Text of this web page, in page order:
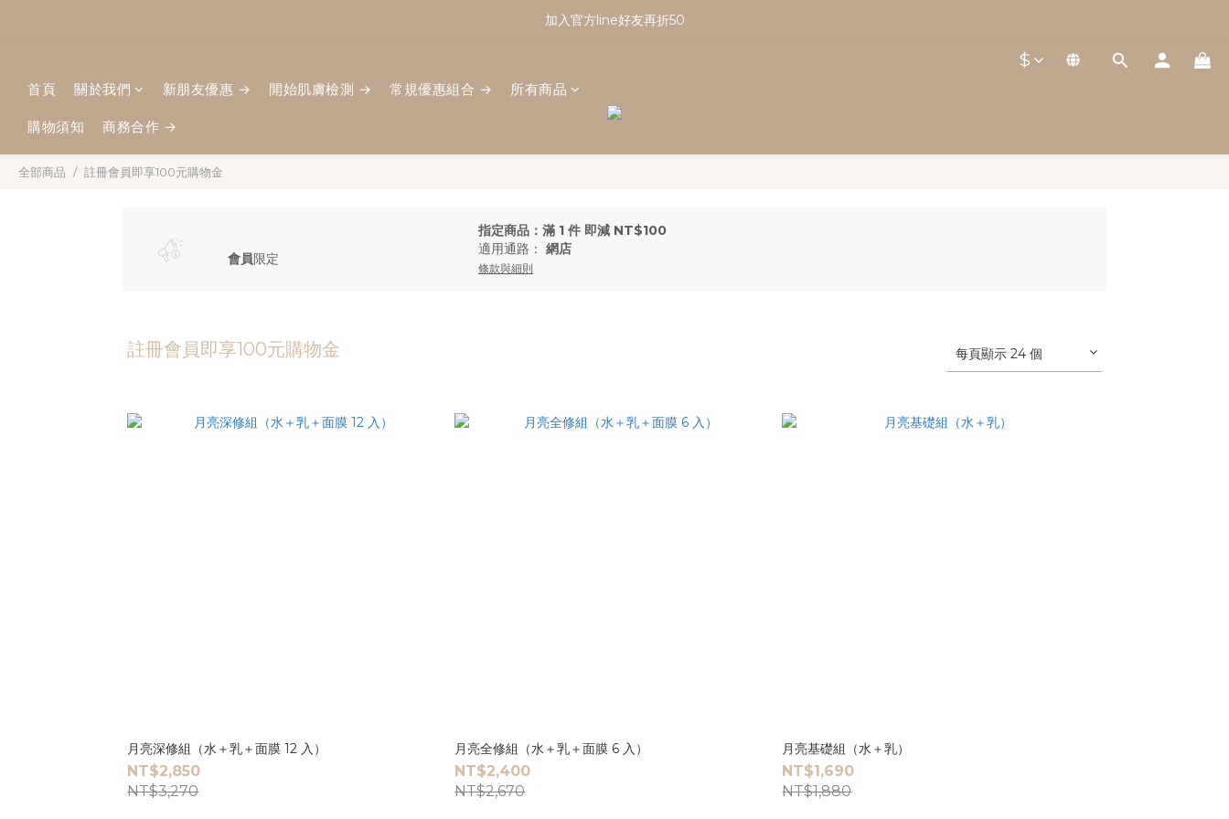
註冊會員享有100元購物金｜新會員看這篇！
加入官方line好友再折50
$
首頁 關於我們 新朋友優惠 → 開始肌膚檢測 → 常規優惠組合 → 所有商品
購物須知 商務合作 →
全部商品 註冊會員即享100元購物金
會員限定
指定商品：滿 1 件 即減 NT$100
適用通路： 網店
條款與細則
註冊會員即享100元購物金 每頁顯示 24 個
月亮深修組（水＋乳＋面膜 12 入）
NT$2,850
NT$3,270
月亮全修組（水＋乳＋面膜 6 入）
NT$2,400
NT$2,670
月亮基礎組（水＋乳）
NT$1,690
NT$1,880